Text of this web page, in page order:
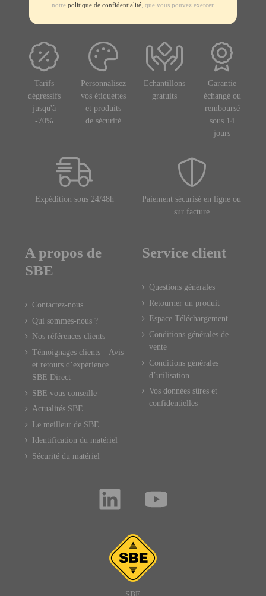
notre politique de confidentialité, que vous pouvez exercer.
Tarifs
dégressifs
jusqu'à
-70%
Personnalisez
vos étiquettes
et produits
de sécurité
Echantillons
gratuits
Garantie
échangé ou
remboursé
sous 14
jours
Expédition sous 24/48h
Paiement sécurisé en ligne ou
sur facture
A propos de
SBE
Contactez-nous
Qui sommes-nous ?
Nos références clients
Témoignages clients – Avis
et retours d’expérience
SBE Direct
SBE vous conseille
Actualités SBE
Le meilleur de SBE
Identification du matériel
Sécurité du matériel
Service client
Questions générales
Retourner un produit
Espace Téléchargement
Conditions générales de
vente
Conditions générales
d’utilisation
Vos données sûres et
confidentielles